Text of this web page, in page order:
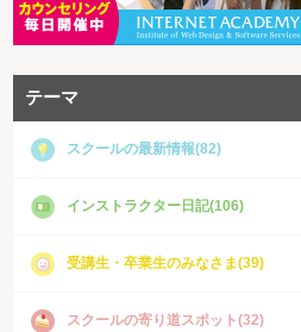
テーマ
スクールの最新情報(82)
インストラクター日記(106)
受講生・卒業生のみなさま(39)
スクールの寄り道スポット(32)